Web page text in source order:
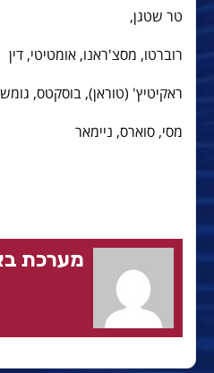
טר שטגן,
רוברטו, מסצ'ראנו, אומטיטי, דין
ראקיטיץ' (טוראן), בוסקטס,
מסי, סוארס, ניימאר
מערכת